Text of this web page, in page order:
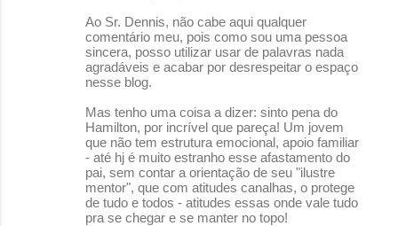
Ao Sr. Dennis, não cabe aqui qualquer
comentário meu, pois como sou uma pessoa
sincera, posso utilizar usar de palavras nada
agradáveis e acabar por desrespeitar o espaço
nesse blog.
Mas tenho uma coisa a dizer: sinto pena do
Hamilton, por incrível que pareça! Um jovem
que não tem estrutura emocional, apoio familiar
- até hj é muito estranho esse afastamento do
pai, sem contar a orientação de seu "ilustre
mentor", que com atitudes canalhas, o protege
de tudo e todos - atitudes essas onde vale tudo
pra se chegar e se manter no topo!